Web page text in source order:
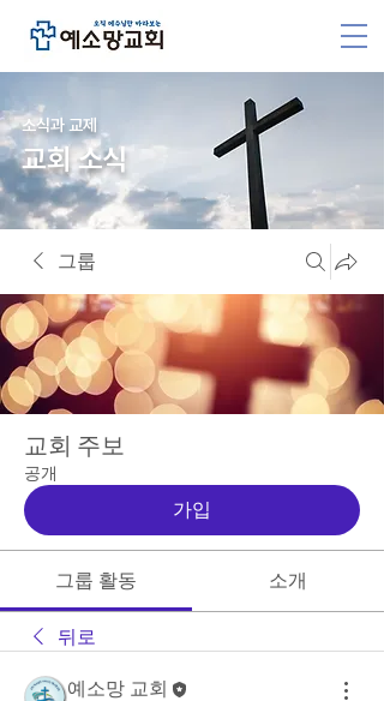
소식과 교제
교회 소식
그룹
교회 주보
공개
가입
그룹 활동 소개
뒤로
예소망 교회